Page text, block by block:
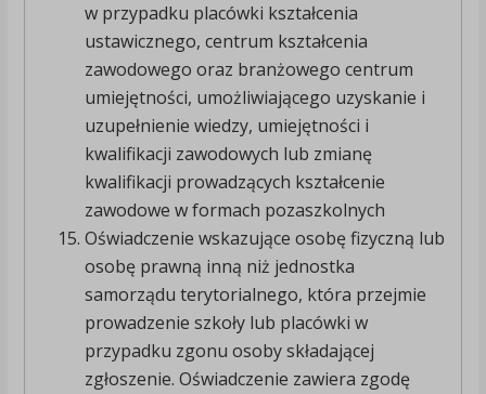
w przypadku placówki kształcenia
ustawicznego, centrum kształcenia
zawodowego oraz branżowego centrum
umiejętności, umożliwiającego uzyskanie i
uzupełnienie wiedzy, umiejętności i
kwalifikacji zawodowych lub zmianę
kwalifikacji prowadzących kształcenie
zawodowe w formach pozaszkolnych
Oświadczenie wskazujące osobę fizyczną lub
osobę prawną inną niż jednostka
samorządu terytorialnego, która przejmie
prowadzenie szkoły lub placówki w
przypadku zgonu osoby składającej
zgłoszenie. Oświadczenie zawiera zgodę